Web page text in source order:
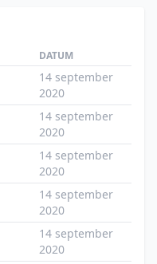
DATUM
14 september
2020
14 september
2020
14 september
2020
14 september
2020
14 september
2020